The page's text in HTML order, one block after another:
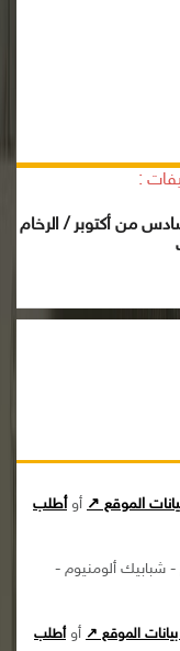
:
من أكتوبر / الرخام
الموقع ↗ أوأطلب
- شبابيك ألومنيوم -
الموقع ↗ أوأطلب